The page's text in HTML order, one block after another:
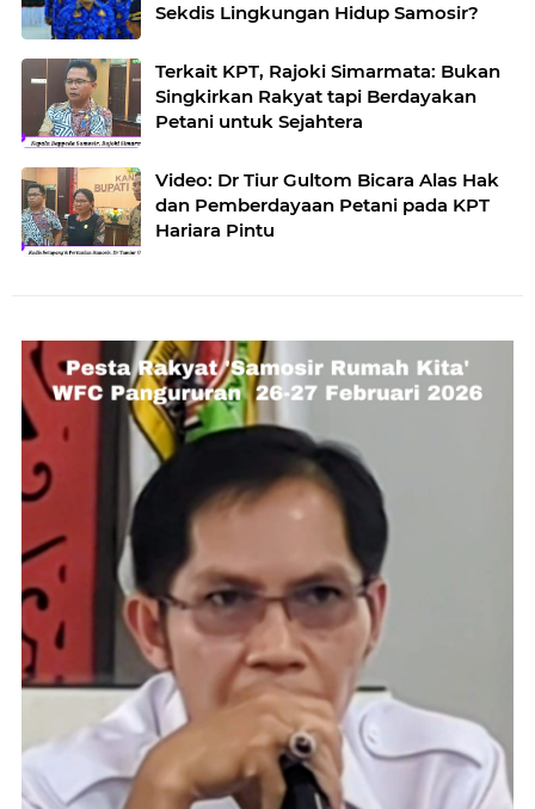
Sekdis Lingkungan Hidup Samosir?
Terkait KPT, Rajoki Simarmata: Bukan
Singkirkan Rakyat tapi Berdayakan
Petani untuk Sejahtera
Video: Dr Tiur Gultom Bicara Alas Hak
dan Pemberdayaan Petani pada KPT
Hariara Pintu